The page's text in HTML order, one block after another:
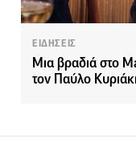
ΕΙΔΗΣΕΙΣ
Μια βραδιά στο
τον Παύλο